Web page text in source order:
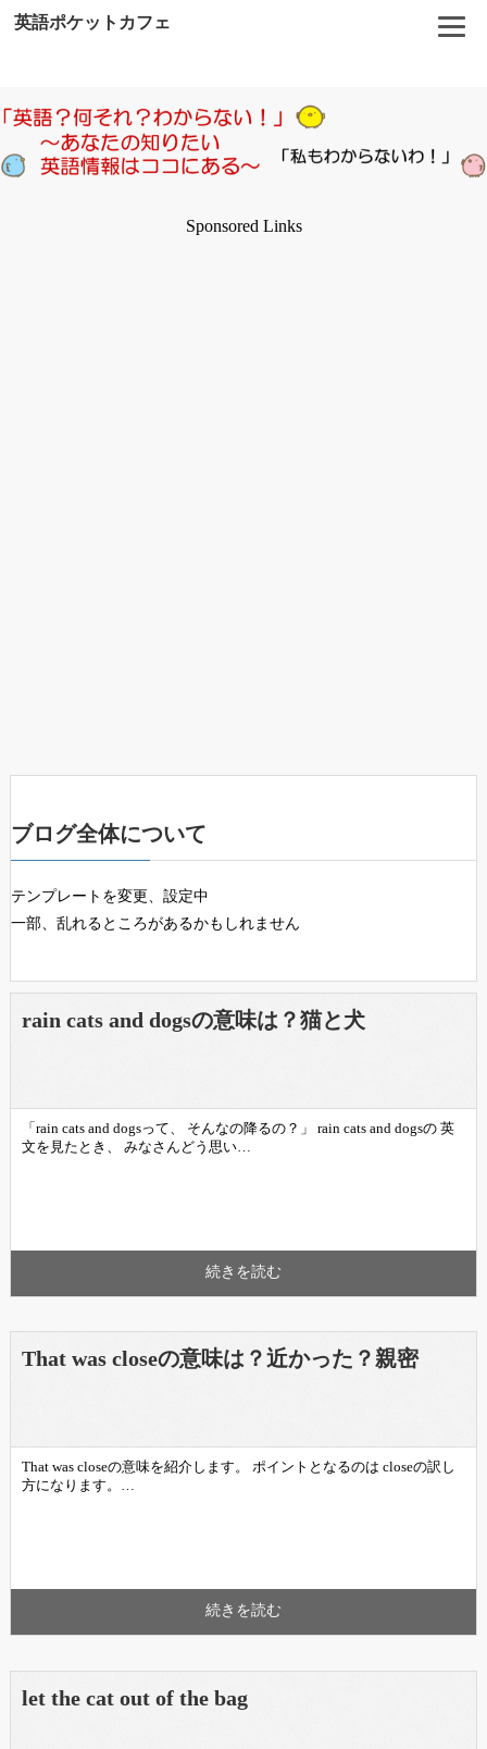
英語ポケットカフェ
Sponsored Links
ブログ全体について
テンプレートを変更、設定中
一部、乱れるところがあるかもしれません
rain cats and dogsの意味は？猫と犬
「rain cats and dogsって、 そんなの降るの？」 rain cats and dogsの 英
文を見たとき、 みなさんどう思い…
続きを読む
That was closeの意味は？近かった？親密
That was closeの意味を紹介します。 ポイントとなるのは closeの訳し
方になります。…
続きを読む
let the cat out of the bag